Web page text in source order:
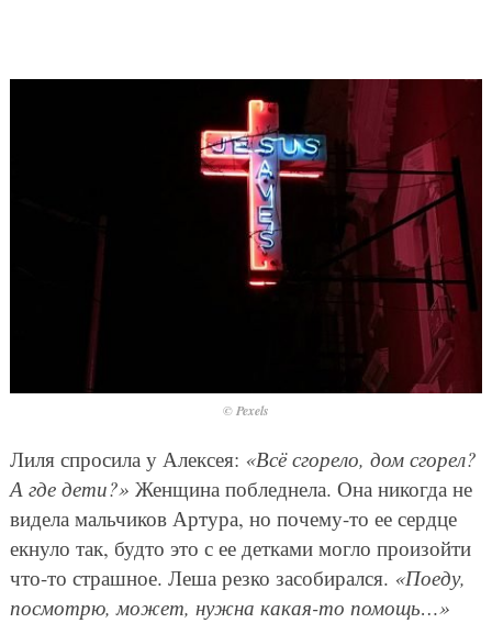
© Pexels
Лиля спросила у Алексея: «Всё сгорело, дом сгорел?
А где дети?» Женщина побледнела. Она никогда не
видела мальчиков Артура, но почему-то ее сердце
екнуло так, будто это с ее детками могло произойти
что-то страшное. Леша резко засобирался. «Поеду,
посмотрю, может, нужна какая-то помощь…»